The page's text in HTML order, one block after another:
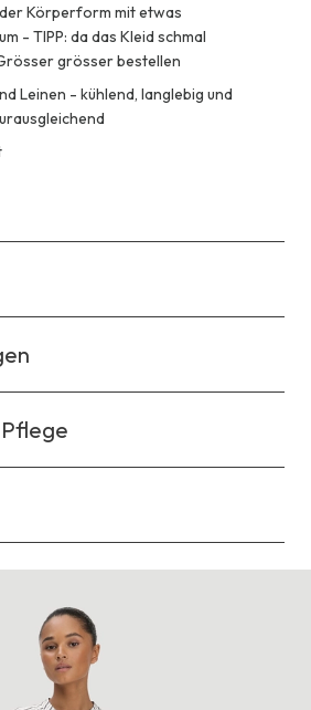
Körperform mit etwas
- TIPP: da das Kleid schmal
grösser bestellen
Leinen - kühlend, langlebig und